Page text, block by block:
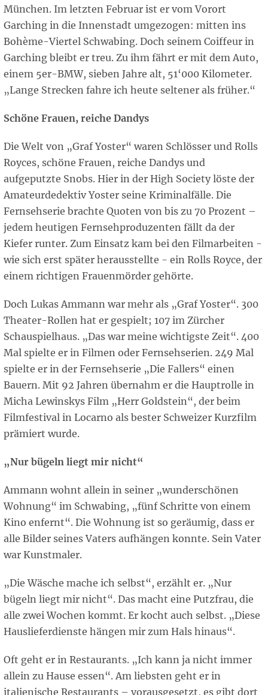
München. Im letzten Februar ist er vom Vorort
Garching in die Innenstadt umgezogen: mitten ins
Bohème-Viertel Schwabing. Doch seinem Coiffeur in
Garching bleibt er treu. Zu ihm fährt er mit dem Auto,
einem 5er-BMW, sieben Jahre alt, 51‘000 Kilometer.
„Lange Strecken fahre ich heute seltener als früher.“
Schöne Frauen, reiche Dandys
Die Welt von „Graf Yoster“ waren Schlösser und Rolls
Royces, schöne Frauen, reiche Dandys und
aufgeputzte Snobs. Hier in der High Society löste der
Amateurdedektiv Yoster seine Kriminalfälle. Die
Fernsehserie brachte Quoten von bis zu 70 Prozent –
jedem heutigen Fernsehproduzenten fällt da der
Kiefer runter. Zum Einsatz kam bei den Filmarbeiten -
wie sich erst später herausstellte - ein Rolls Royce, der
einem richtigen Frauenmörder gehörte.
Doch Lukas Ammann war mehr als „Graf Yoster“. 300
Theater-Rollen hat er gespielt; 107 im Zürcher
Schauspielhaus. „Das war meine wichtigste Zeit“. 400
Mal spielte er in Filmen oder Fernsehserien. 249 Mal
spielte er in der Fernsehserie „Die Fallers“ einen
Bauern. Mit 92 Jahren übernahm er die Hauptrolle in
Micha Lewinskys Film „Herr Goldstein“, der beim
Filmfestival in Locarno als bester Schweizer Kurzfilm
prämiert wurde.
„Nur bügeln liegt mir nicht“
Ammann wohnt allein in seiner „wunderschönen
Wohnung“ im Schwabing, „fünf Schritte von einem
Kino enfernt“. Die Wohnung ist so geräumig, dass er
alle Bilder seines Vaters aufhängen konnte. Sein Vater
war Kunstmaler.
„Die Wäsche mache ich selbst“, erzählt er. „Nur
bügeln liegt mir nicht“. Das macht eine Putzfrau, die
alle zwei Wochen kommt. Er kocht auch selbst. „Diese
Hauslieferdienste hängen mir zum Hals hinaus“.
Oft geht er in Restaurants. „Ich kann ja nicht immer
allein zu Hause essen“. Am liebsten geht er in
italienische Restaurants – vorausgesetzt, es gibt dort